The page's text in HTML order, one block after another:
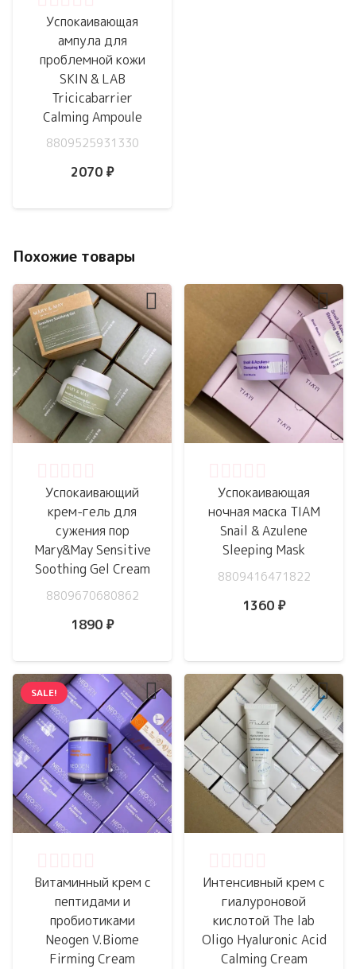
Успокаивающая
ампула для
проблемной кожи
SKIN & LAB
Tricicabarrier
Calming Ampoule
8809525931330
2070 ₽
Похожие товары
Успокаивающий
крем-гель для
сужения пор
Mary&May Sensitive
Soothing Gel Cream
8809670680862
1890 ₽
Успокаивающая
ночная маска TIAM
Snail & Azulene
Sleeping Mask
8809416471822
1360 ₽
SALE!
Витаминный крем с
пептидами и
пробиотиками
Neogen V.Biome
Firming Cream
Интенсивный крем с
гиалуроновой
кислотой The lab
Oligo Hyaluronic Acid
Calming Cream